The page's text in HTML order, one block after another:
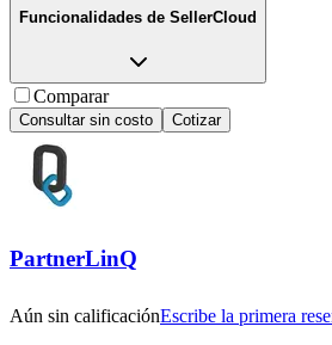
Funcionalidades de SellerCloud
Comparar
Consultar sin costo Cotizar
PartnerLinQ
Aún sin calificaciónEscribe la primera